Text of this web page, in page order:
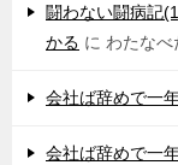
闘わない闘病記
かる に わたなべ
会社ば辞めで一年
会社ば辞めで一年